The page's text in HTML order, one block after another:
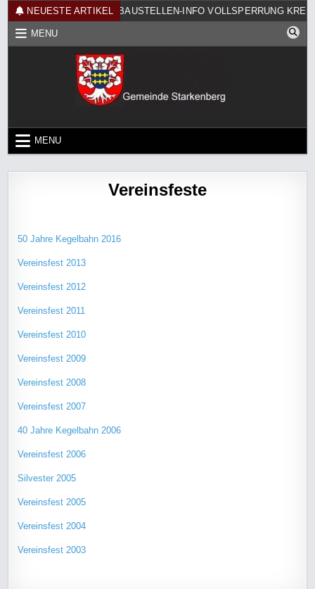
Skip
content
NEUESTE ARTIKELBAUSTELLEN-INFO VOLLSPERRUNG
MENU
MENU
Vereinsfeste
50 Jahre Kegelbahn 2016
Vereinsfest 2013
Vereinsfest 2012
Vereinsfest 2011
Vereinsfest 2010
Vereinsfest 2009
Vereinsfest 2008
Vereinsfest 2007
40 Jahre Kegelbahn 2006
Vereinsfest 2006
Silvester 2005
Vereinsfest 2005
Vereinsfest 2004
Vereinsfest 2003